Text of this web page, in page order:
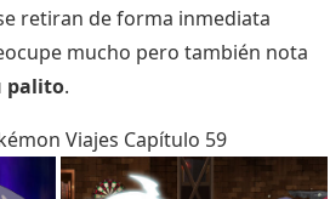
retiran de forma inmediata
mucho pero también nota
palito.